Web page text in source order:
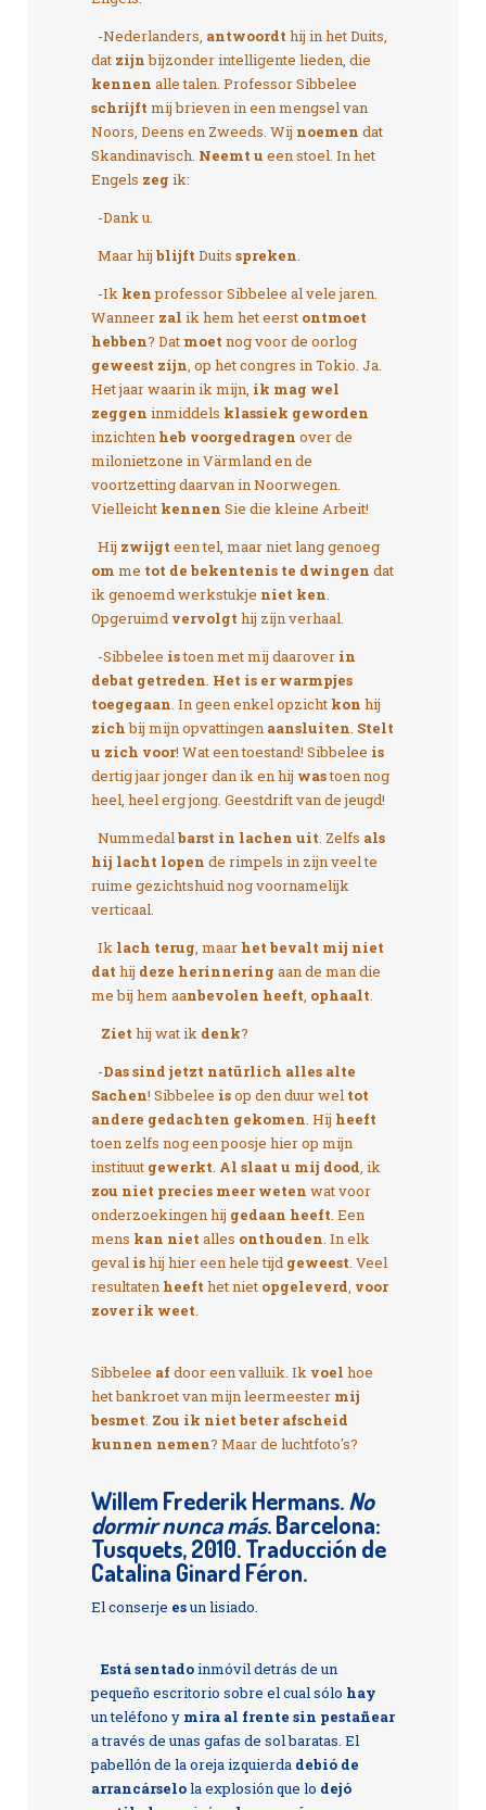
-Nederlanders, antwoordt hij in het Duits,
dat zijnbijzonder intelligente lieden, die
kennen alle talen. Professor Sibbelee
schrijft mij brieven in een mengsel van
Noors, Deens en Zweeds. Wij noemen dat
Skandinavisch. Neemt u een stoel. In het
Engels zeg ik:
-Dank u.
Maar hij blijft Duits spreken.
-Ik kenprofessor Sibbelee al vele jaren.
Wanneer zal ik hem het eerst ontmoet
hebben? Dat moet nog voor de oorlog
geweest zijn, op het congres in Tokio. Ja.
Het jaar waarin ik mijn, ik mag wel
zeggen inmiddels klassiek geworden
inzichten heb voorgedragen over de
milonietzone in Värmland en de
voortzetting daarvan in Noorwegen.
Vielleicht kennen Sie die kleine Arbeit!
Hij zwijgt een tel, maar niet lang genoeg
om me tot de bekentenis te dwingen dat
ik genoemd werkstukje niet ken.
Opgeruimd vervolgt hij zijn verhaal.
-Sibbelee istoen met mij daarover in
debat getreden. Het is er warmpjes
toegegaan. In geen enkel opzicht kon hij
zichbij mijn opvattingen aansluiten. Stelt
u zich voor! Wat een toestand! Sibbelee is
dertig jaar jonger dan ik en hij wastoen nog
heel, heel erg jong. Geestdrift van de jeugd!
Nummedalbarst in lachen uit. Zelfs als
hij lacht lopen de rimpels in zijn veel te
ruime gezichtshuid nog voornamelijk
verticaal.
Ik lach terug, maar het bevalt mij niet
dat hij deze herinnering aan de man die
me bij hem aanbevolen heeft, ophaalt.
Ziet hij wat ik denk?
-Das sind jetzt natürlich alles alte
Sachen! Sibbelee isop den duur wel tot
andere gedachten gekomen. Hij heeft
toen zelfs nog een poosje hier op mijn
instituut gewerkt. Al slaat u mij dood, ik
zou niet precies meer weten wat voor
onderzoekingen hij gedaan heeft. Een
mens kan niet alles onthouden. In elk
geval ishij hier een hele tijd geweest. Veel
resultaten heeft het niet opgeleverd, voor
zover ik weet.
Sibbelee afdoor een valluik. Ik voel hoe
het bankroet van mijn leermeester mij
besmet. Zou ik niet beter afscheid
kunnen nemen? Maar de luchtfoto's?
Willem Frederik Hermans.No
dormir nunca más. Barcelona:
Tusquets, 2010. Traducción de
Catalina Ginard Féron.
El conserje esun lisiado.
Está sentadoinmóvil detrás de un
pequeño escritorio sobre el cual sólo hay
un teléfono y mira al frente sin pestañear
a través de unas gafas de sol baratas. El
pabellón de la oreja izquierda debió de
arrancárselola explosión que lo dejó